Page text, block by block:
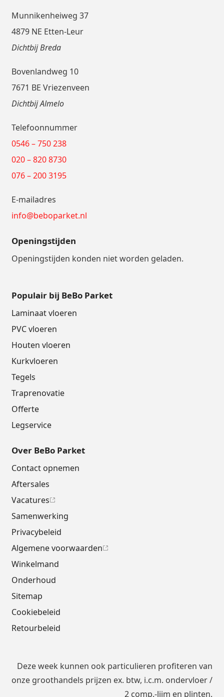
Munnikenheiweg 37
4879 NE Etten-Leur
Dichtbij Breda
Bovenlandweg 10
7671 BE Vriezenveen
Dichtbij Almelo
Telefoonnummer
0546 – 750 238
020 – 820 8730
076 – 200 3195
E-mailadres
info@beboparket.nl
Openingstijden
Openingstijden konden niet worden geladen.
Populair bij BeBo Parket
Laminaat vloeren
PVC vloeren
Houten vloeren
Kurkvloeren
Tegels
Traprenovatie
Offerte
Legservice
Over BeBo Parket
Contact opnemen
Aftersales
Vacatures
Samenwerking
Privacybeleid
Algemene voorwaarden
Winkelmand
Onderhoud
Sitemap
Cookiebeleid
Retourbeleid
Deze week kunnen ook particulieren profiteren van
onze groothandels prijzen ex. btw, i.c.m. ondervloer/
2 comp.-lijm en plinten.